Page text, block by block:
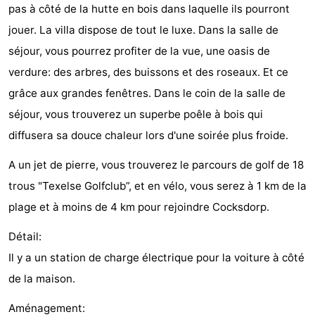
de
nuit
-
en
De
-
Holland
Land
en
Zeezicht
-
Strandhuys
-
Strandplevier
Campings
Chambre
d'hôtes
Chaumières
pas à côté de la hutte en bois dans laquelle ils pourront
jouer. La villa dispose de tout le luxe. Dans la salle de
séjour, vous pourrez profiter de la vue, une oasis de
verdure: des arbres, des buissons et des roseaux. Et ce
grâce aux grandes fenêtres. Dans le coin de la salle de
séjour, vous trouverez un superbe poêle à bois qui
diffusera sa douce chaleur lors d'une soirée plus froide.
A un jet de pierre, vous trouverez le parcours de golf de 18
trous "Texelse Golfclub”, et en vélo, vous serez à 1 km de la
plage et à moins de 4 km pour rejoindre Cocksdorp.
Détail:
Il y a un station de charge électrique pour la voiture à côté
de la maison.
Aménagement: